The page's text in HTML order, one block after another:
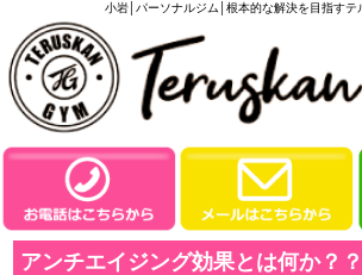
小岩│パーソナルジム│根本的な解決を目指すテ
アンチエイジング効果とは何か？